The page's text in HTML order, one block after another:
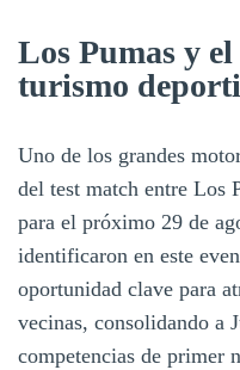
Los Pumas y
turismo
Uno de los grandes
del test match entre Los
para el próximo 29 de
identificaron en este
oportunidad clave para
vecinas, consolidando a
competencias de primer